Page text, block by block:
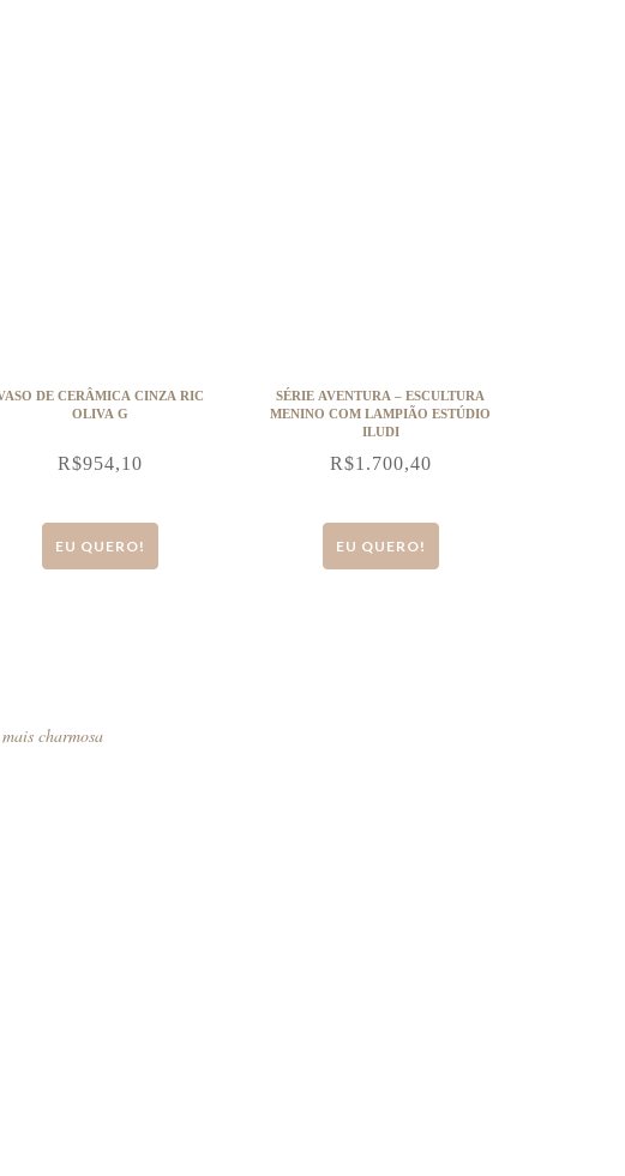
DE CERÂMICA CINZA RIC
OLIVA G
R$954,10
EU QUERO!
SÉRIE AVENTURA – ESCULTURA
MENINO COM LAMPIÃO ESTÚDIO
ILUDI
R$1.700,40
EU QUERO!
charmosa